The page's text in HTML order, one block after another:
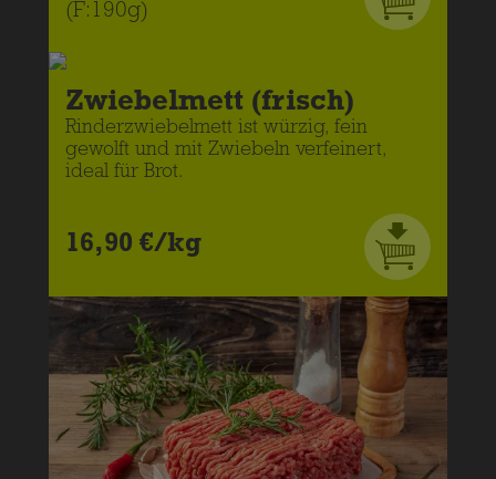
(F:190g)
Zwiebelmett (frisch)
Rinderzwiebelmett ist würzig, fein
gewolft und mit Zwiebeln verfeinert,
ideal für Brot.
16,90 €/kg